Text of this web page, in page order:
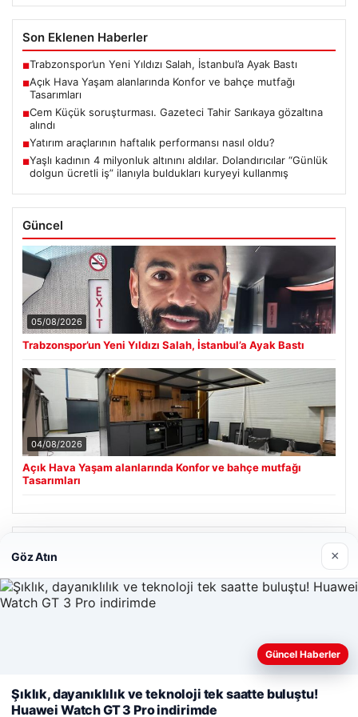
Son Eklenen Haberler
■Trabzonspor’un Yeni Yıldızı Salah, İstanbul’a Ayak Bastı
■Açık Hava Yaşam alanlarında Konfor ve bahçe mutfağı
Tasarımları
■Cem Küçük soruşturması. Gazeteci Tahir Sarıkaya gözaltına
alındı
■Yatırım araçlarının haftalık performansı nasıl oldu?
■Yaşlı kadının 4 milyonluk altınını aldılar. Dolandırıcılar “Günlük
dolgun ücretli iş” ilanıyla buldukları kuryeyi kullanmış
Güncel
05/08/2026
Trabzonspor’un Yeni Yıldızı Salah, İstanbul’a Ayak Bastı
04/08/2026
Açık Hava Yaşam alanlarında Konfor ve bahçe mutfağı
Tasarımları
Web sitemizi nasıl kullandığınızı daha iyi anlayabilmek,
kullanıyoruz.Çerez Politikamız
Göz Atın ×
Güncel Haberler
Şıklık, dayanıklılık ve teknoloji tek saatte buluştu!
Huawei Watch GT 3 Pro indirimde